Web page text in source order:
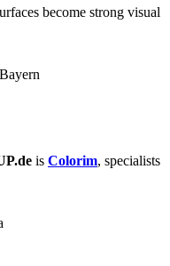
become strong visual
is Colorim, specialists